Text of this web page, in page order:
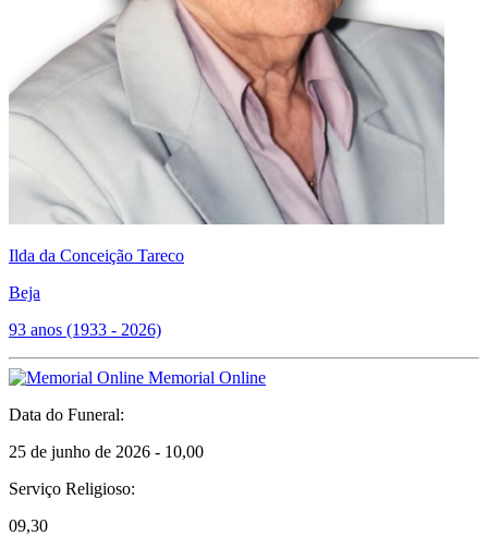
Ilda da Conceição Tareco
Beja
93 anos (1933 - 2026)
Memorial Online
Data do Funeral:
25 de junho de 2026 - 10,00
Serviço Religioso:
09,30